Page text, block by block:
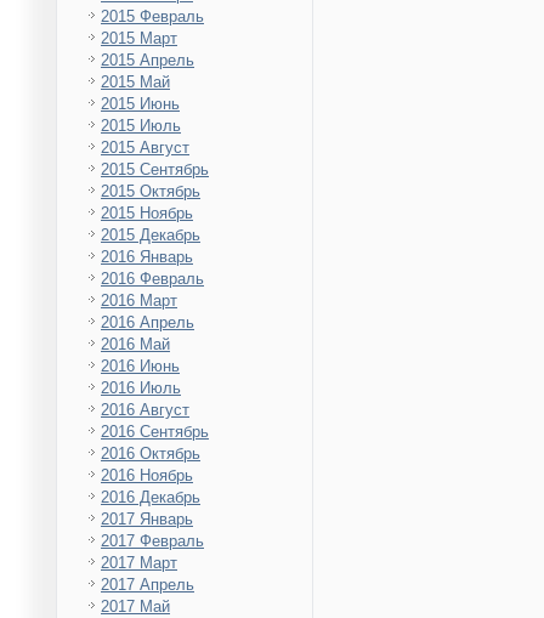
2015 Февраль
2015 Март
2015 Апрель
2015 Май
2015 Июнь
2015 Июль
2015 Август
2015 Сентябрь
2015 Октябрь
2015 Ноябрь
2015 Декабрь
2016 Январь
2016 Февраль
2016 Март
2016 Апрель
2016 Май
2016 Июнь
2016 Июль
2016 Август
2016 Сентябрь
2016 Октябрь
2016 Ноябрь
2016 Декабрь
2017 Январь
2017 Февраль
2017 Март
2017 Апрель
2017 Май